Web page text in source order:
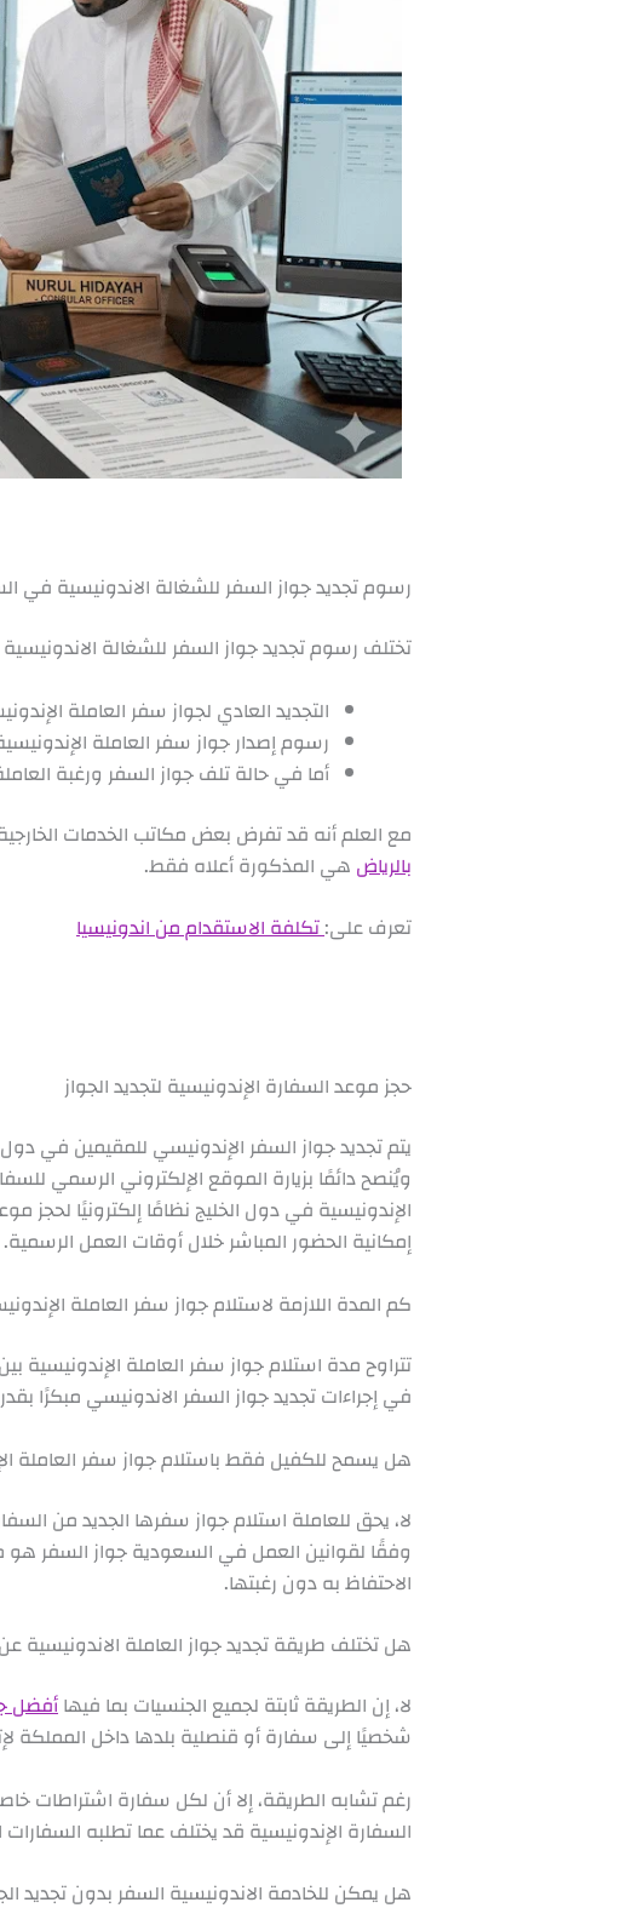
رسوم تجديد جواز السفر للشغالة الاندونيسية في
تختلف رسوم تجديد جواز السفر للشغالة
التجديد العادي لجواز سفر العاملة الإندونيسية يبلغ
رسوم إصدار جواز سفر العاملة الإندونيسية في
أما في حالة تلف جواز السفر ورغبة العاملة في
مع العلم أنه قد تفرض بعض مكاتب الخدمات
بالرياض هي المذكورة أعلاه فقط.
تعرف على:تكلفة الاستقدام من اندونيسيا
حجز موعد السفارة الإندونيسية لتجديد الجواز
يتم تجديد جواز السفر الإندونيسي للمقيمين في
ويُنصح دائمًا بزيارة الموقع الإلكتروني الرسمي
الإندونيسية في دول الخليج نظامًا إلكترونيًا لحجز
إمكانية الحضور المباشر خلال أوقات العمل الرسمية.
كم المدة اللازمة لاستلام جواز سفر العاملة
في إجراءات تجديد جواز السفر الاندونيسي مبكرًا
هل يسمح للكفيل فقط باستلام جواز سفر العاملة
لا، يحق للعاملة استلام جواز سفرها الجديد من
وفقًا لقوانين العمل في السعودية جواز السفر هو
الاحتفاظ به دون رغبتها.
هل تختلف طريقة تجديد جواز العاملة الاندونيسية
لا، إن الطريقة ثابتة لجميع الجنسيات بما فيهاأفضل
شخصيًا إلى سفارة أو قنصلية بلدها داخل المملكة
رغم تشابه الطريقة، إلا أن لكل سفارة اشتراطات
السفارة الإندونيسية قد يختلف عما تطلبه السفارات
هل يمكن للخادمة الاندونيسية السفر بدون تجديد